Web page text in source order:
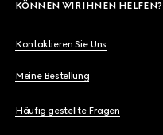
KÖNNEN WIR IHNEN HELFEN?
Kontaktieren Sie Uns
Meine Bestellung
Häufig gestellte Fragen